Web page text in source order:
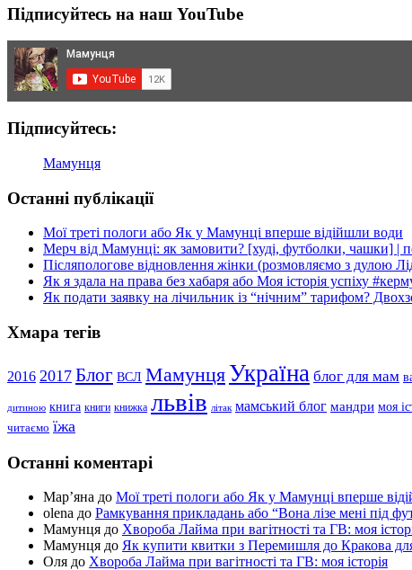
або
українцям
продавати
за
кордон?
Підписуйтесь на наш YouTube
Підписуйтесь:
Мамунця
Останні публікації
Мої треті пологи або Як у Мамунці вперше відійшли води
Мерч від Мамунці: як замовити? [худі, футболки, чашки] |
Післяпологове відновлення жінки (розмовляємо з дулою
Як я здала на права без хабаря або Моя історія успіху
Як подати заявку на лічильник із “нічним” тарифом?
Хмара тегів
2016 2017 Блог ВСЛ МамунцяУкраїна блог для мам
дитиною книга книги книжка львів літак мамський блог мандри моя
читаємо їжа
Останні коментарі
Мар’яна до Мої треті пологи або Як у Мамунці вперше
olena до Рамкування прикладань або “Вона лізе мені під
Мамунця до Хвороба Лайма при вагітності та ГВ: моя
Мамунця до Як купити квитки з Перемишля до Кракова
Оля до Хвороба Лайма при вагітності та ГВ: моя історія